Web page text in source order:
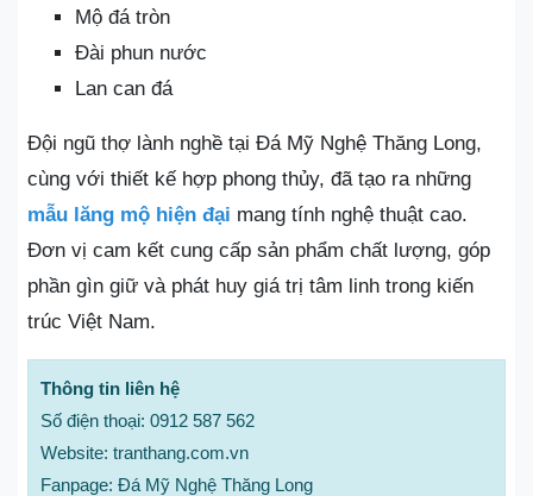
Mộ đá tròn
Đài phun nước
Lan can đá
Đội ngũ thợ lành nghề tại Đá Mỹ Nghệ Thăng Long,
cùng với thiết kế hợp phong thủy, đã tạo ra những
mẫu lăng mộ hiện đại mang tính nghệ thuật cao.
Đơn vị cam kết cung cấp sản phẩm chất lượng, góp
phần gìn giữ và phát huy giá trị tâm linh trong kiến
trúc Việt Nam.
Thông tin liên hệ
Số điện thoại: 0912 587 562
Website: tranthang.com.vn
Fanpage: Đá Mỹ Nghệ Thăng Long